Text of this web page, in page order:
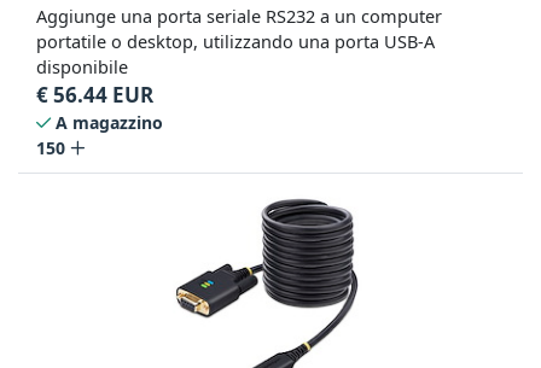
Aggiunge una porta seriale RS232 a un computer
portatile o desktop, utilizzando una porta USB-A
disponibile
€56.44 EUR
A magazzino
150